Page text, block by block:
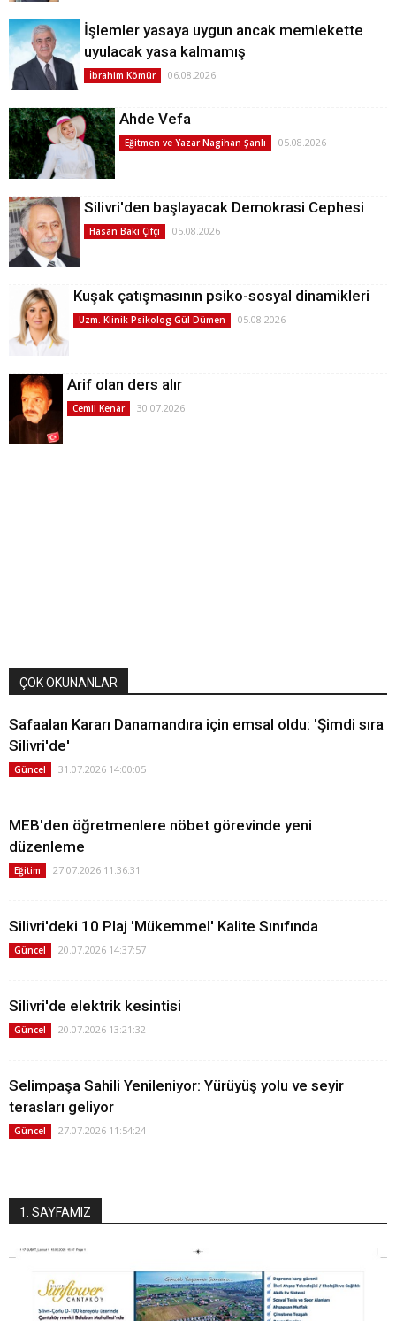
İşlemler yasaya uygun ancak memlekette
uyulacak yasa kalmamış
İbrahim Kömür 06.08.2026
Ahde Vefa
Eğitmen ve Yazar Nagihan Şanlı 05.08.2026
Silivri'den başlayacak Demokrasi Cephesi
Hasan Baki Çifçi 05.08.2026
Kuşak çatışmasının psiko-sosyal dinamikleri
Uzm. Klinik Psikolog Gül Dümen 05.08.2026
Arif olan ders alır
Cemil Kenar 30.07.2026
ÇOK OKUNANLAR
Safaalan Kararı Danamandıra için emsal oldu: 'Şimdi sıra
Silivri'de'
Güncel 31.07.2026 14:00:05
MEB'den öğretmenlere nöbet görevinde yeni
düzenleme
Eğitim 27.07.2026 11:36:31
Silivri'deki 10 Plaj 'Mükemmel' Kalite Sınıfında
Güncel 20.07.2026 14:37:57
Silivri'de elektrik kesintisi
Güncel 20.07.2026 13:21:32
Selimpaşa Sahili Yenileniyor: Yürüyüş yolu ve seyir
terasları geliyor
Güncel 27.07.2026 11:54:24
1. SAYFAMIZ